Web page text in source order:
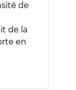
de
de la
en